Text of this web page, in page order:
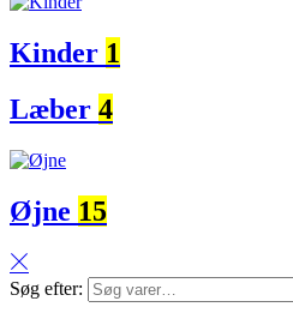
Kinder 1
Læber 4
Øjne 15
Søg efter: